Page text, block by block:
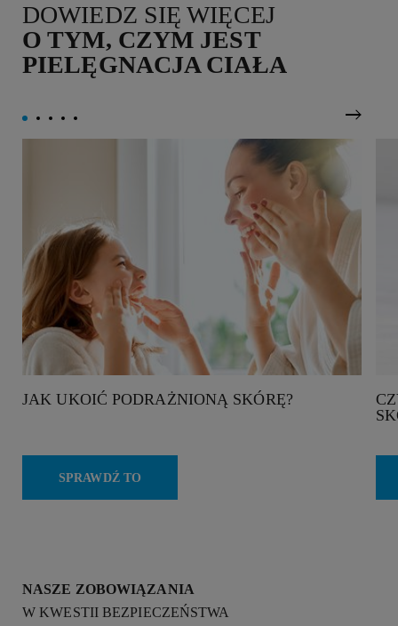
DOWIEDZ SIĘ WIĘCEJ
O TYM, CZYM JEST
PIELĘGNACJA CIAŁA
JAK UKOIĆ PODRAŻNIONĄ SKÓRĘ?
SPRAWDŹ TO
NASZE ZOBOWIĄZANIA
W KWESTII BEZPIECZEŃSTWA